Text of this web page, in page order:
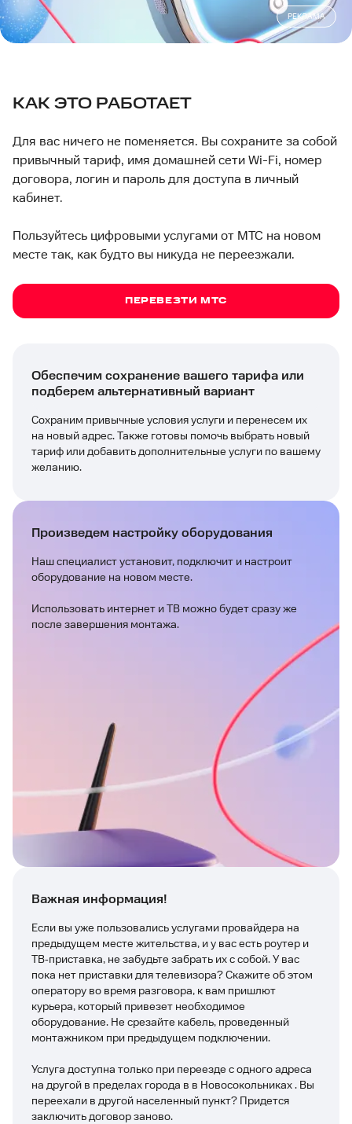
РЕКЛАМА
КАК ЭТО РАБОТАЕТ
Для вас ничего не поменяется. Вы сохраните за собой
привычный тариф, имя домашней сети Wi-Fi, номер
договора, логин и пароль для доступа в личный
кабинет.
Пользуйтесь цифровыми услугами от МТС на новом
месте так, как будто вы никуда не переезжали.
ПЕРЕВЕЗТИ МТС
Обеспечим сохранение вашего тарифа или
подберем альтернативный вариант
Сохраним привычные условия услуги и перенесем их
на новый адрес. Также готовы помочь выбрать новый
тариф или добавить дополнительные услуги по вашему
желанию.
Произведем настройку оборудования
Наш специалист установит, подключит и настроит
оборудование на новом месте.
Использовать интернет и ТВ можно будет сразу же
после завершения монтажа.
Важная информация!
Если вы уже пользовались услугами провайдера на
предыдущем месте жительства, и у вас есть роутер и
ТВ‑приставка, не забудьте забрать их с собой. У вас
пока нет приставки для телевизора? Скажите об этом
оператору во время разговора, к вам пришлют
курьера, который привезет необходимое
оборудование. Не срезайте кабель, проведенный
монтажником при предыдущем подключении.
Услуга доступна только при переезде с одного адреса
на другой в пределах города в в Новосокольниках . Вы
переехали в другой населенный пункт? Придется
заключить договор заново.